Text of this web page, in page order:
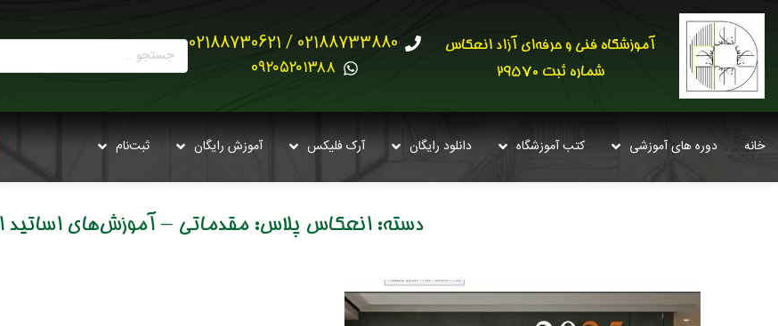
آموزشگاه فنی و حرفه‌ای آزاد انعکاس
شماره ثبت 29570
02188733880 / 02188730621
0۹۲۰۵۲۰۱۳۸۸
خانه دوره های آموزشی کتب آموزشگاه دانلود رایگان آرک فلیکس آموزش رایگان ثبت‌نام
دسته:انعکاس پلاس: مقدماتی – آموزش‌های اساتید